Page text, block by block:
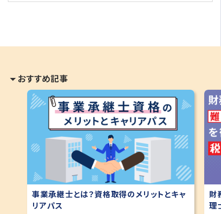
おすすめ記事
事業承継士とは？資格取得のメリットとキャ
リアパス
財
理